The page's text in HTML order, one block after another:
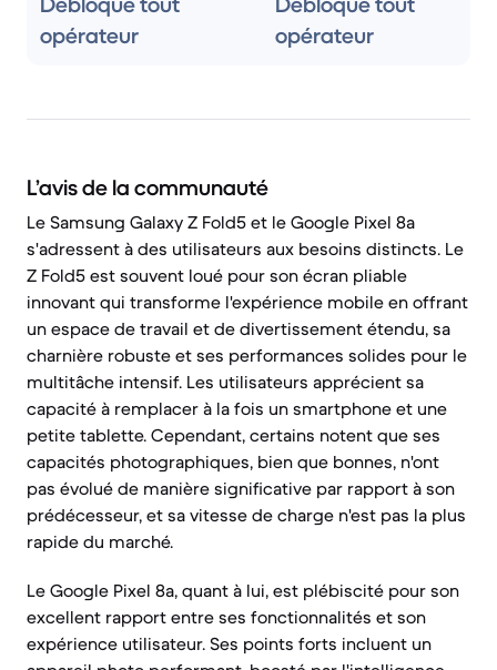
opérateur
opérateur
L’avis de la communauté
Le Samsung Galaxy Z Fold5 et le Google Pixel 8a
s'adressent à des utilisateurs aux besoins distincts. Le
Z Fold5 est souvent loué pour son écran pliable
innovant qui transforme l'expérience mobile en offrant
un espace de travail et de divertissement étendu, sa
charnière robuste et ses performances solides pour le
multitâche intensif. Les utilisateurs apprécient sa
capacité à remplacer à la fois un smartphone et une
petite tablette. Cependant, certains notent que ses
capacités photographiques, bien que bonnes, n'ont
pas évolué de manière significative par rapport à son
prédécesseur, et sa vitesse de charge n'est pas la plus
rapide du marché.
Le Google Pixel 8a, quant à lui, est plébiscité pour son
excellent rapport entre ses fonctionnalités et son
expérience utilisateur. Ses points forts incluent un